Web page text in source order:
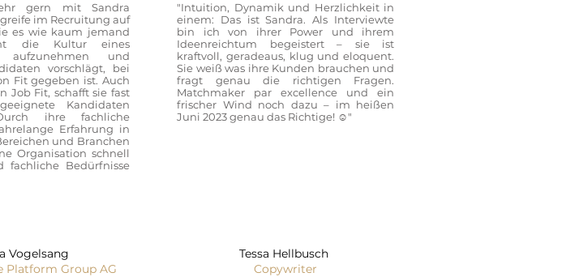
gern mit Sandra
im Recruitung auf
es wie kaum jemand
die Kultur eines
aufzunehmen und
vorschlägt, bei
Fit gegeben ist. Auch
Job Fit, schafft sie fast
Kandidaten
ihre fachliche
Erfahrung in
und Branchen
Organisation schnell
fachliche Bedürfnisse
Vogelsang
Platform Group AG
"Intuition, Dynamik und Herzlichkeit in
einem: Das ist Sandra. Als Interviewte
bin ich von ihrer Power und ihrem
Ideenreichtum begeistert – sie ist
kraftvoll, geradeaus, klug und eloquent.
Sie weiß was ihre Kunden brauchen und
fragt genau die richtigen Fragen.
Matchmaker par excellence und ein
frischer Wind noch dazu – im heißen
Juni 2023 genau das Richtige! ☺️"
Tessa Hellbusch
Copywriter